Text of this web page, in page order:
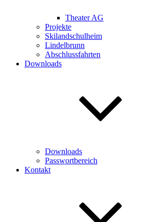
Theater AG
Projekte
Skilandschulheim
Lindelbrunn
Abschlussfahrten
Downloads
Downloads
Passwortbereich
Kontakt